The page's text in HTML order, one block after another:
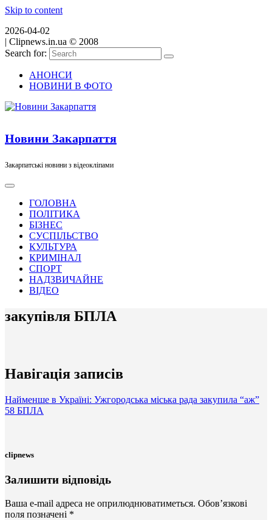
Skip to content
2026-04-02
| Clipnews.in.ua © 2008
Search for:
АНОНСИ
НОВИНИ В ФОТО
Новини Закарпаття
Закарпатські новини з відеокліпами
ГОЛОВНА
ПОЛІТИКА
БІЗНЕС
СУСПІЛЬСТВО
КУЛЬТУРА
КРИМІНАЛ
СПОРТ
НАДЗВИЧАЙНЕ
ВІДЕО
закупівля БПЛА
Навігація записів
Найменше в Україні: Ужгородська міська рада закупила “аж”
58 БПЛА
clipnews
Залишити відповідь
Ваша e-mail адреса не оприлюднюватиметься. Обов’язкові
поля позначені *